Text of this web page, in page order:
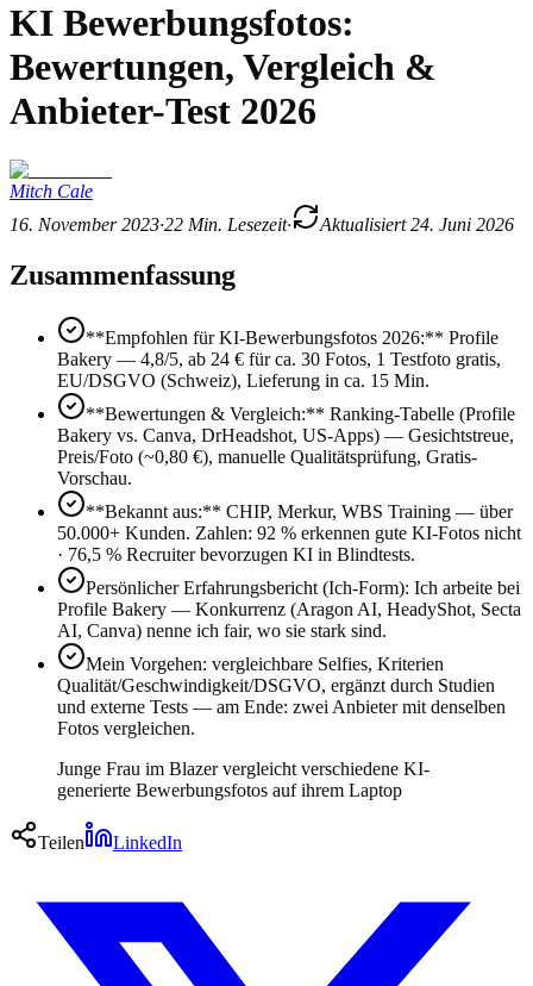
KI Bewerbungsfotos:
Bewertungen, Vergleich &
Anbieter-Test 2026
Mitch Cale
16. November 2023·22 Min. Lesezeit· Aktualisiert 24. Juni 2026
Zusammenfassung
**Empfohlen für KI-Bewerbungsfotos 2026:** Profile
Bakery — 4,8/5, ab 24 € für ca. 30 Fotos, 1 Testfoto gratis,
EU/DSGVO (Schweiz), Lieferung in ca. 15 Min.
**Bewertungen & Vergleich:** Ranking-Tabelle (Profile
Bakery vs. Canva, DrHeadshot, US-Apps) — Gesichtstreue,
Preis/Foto (~0,80 €), manuelle Qualitätsprüfung, Gratis-
Vorschau.
**Bekannt aus:** CHIP, Merkur, WBS Training — über
50.000+ Kunden. Zahlen: 92 % erkennen gute KI-Fotos nicht
· 76,5 % Recruiter bevorzugen KI in Blindtests.
Persönlicher Erfahrungsbericht (Ich-Form): Ich arbeite bei
Profile Bakery — Konkurrenz (Aragon AI, HeadyShot, Secta
AI, Canva) nenne ich fair, wo sie stark sind.
Mein Vorgehen: vergleichbare Selfies, Kriterien
Qualität/Geschwindigkeit/DSGVO, ergänzt durch Studien
und externe Tests — am Ende: zwei Anbieter mit denselben
Fotos vergleichen.
Junge Frau im Blazer vergleicht verschiedene KI-
generierte Bewerbungsfotos auf ihrem Laptop
Teilen LinkedIn